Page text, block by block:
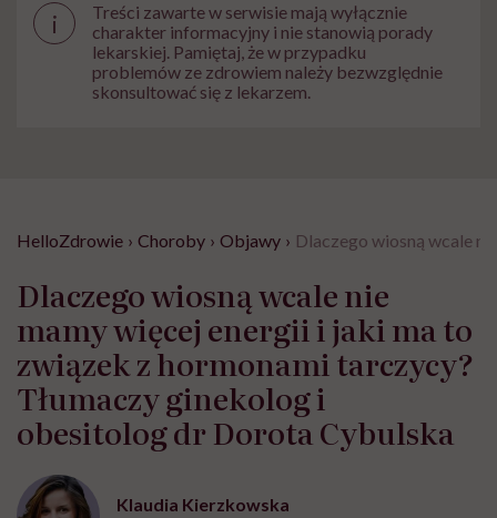
i
Treści zawarte w serwisie mają wyłącznie
charakter informacyjny i nie stanowią porady
lekarskiej. Pamiętaj, że w przypadku
problemów ze zdrowiem należy bezwzględnie
skonsultować się z lekarzem.
HelloZdrowie › Choroby › Objawy › Dlaczego wiosną wcale
Dlaczego wiosną wcale nie
mamy więcej energii i jaki ma to
związek z hormonami tarczycy?
Tłumaczy ginekolog i
obesitolog dr Dorota Cybulska
Klaudia Kierzkowska